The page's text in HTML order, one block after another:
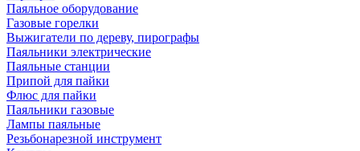
Паяльное оборудование
Газовые горелки
Выжигатели по дереву, пирографы
Паяльники электрические
Паяльные станции
Припой для пайки
Флюс для пайки
Паяльники газовые
Лампы паяльные
Резьбонарезной инструмент